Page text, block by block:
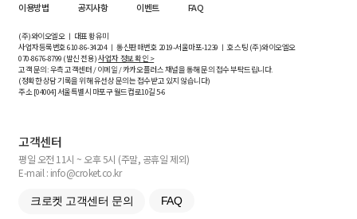
이용방법
공지사항 이벤트 FAQ
(주)와이오엘오 ㅣ 대표 황유미
사업자등록번호610-86-34204ㅣ 통신판매번호 2019-서울마포-1239 ㅣ 호스팅 (주)와이오엘오
070-8676-8799 (발신 전용)사업자 정보 확인 >
고객 문의: 우측 고객센터 / 이메일 / 카카오플러스 채널을 통해 문의 접수 부탁드립니다.
(정확한 상담 기록을 위해 유선상 문의는 접수받고 있지 않습니다)
주소 [04004] 서울특별시 마포구 월드컵로10길5-6
고객센터
평일 오전 11시 ~ 오후 5시 (주말, 공휴일 제외)
E-mail : info@croket.co.kr
크로켓 고객센터 문의 FAQ